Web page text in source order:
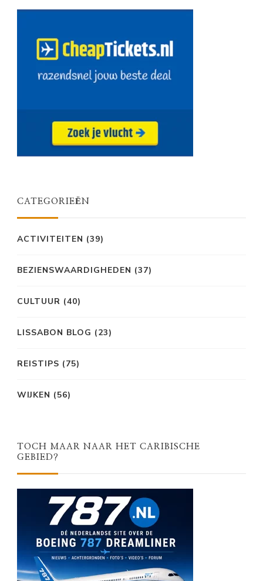
CATEGORIEËN
ACTIVITEITEN (39)
BEZIENSWAARDIGHEDEN (37)
CULTUUR (40)
LISSABON BLOG (23)
REISTIPS (75)
WIJKEN (56)
TOCH MAAR NAAR HET CARIBISCHE
GEBIED?